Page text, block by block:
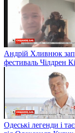
Андрій Хливнюк
фестиваль Чілдрен
Одеські легенди і